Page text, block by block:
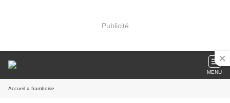
Publicité
MENU
Accueil » framboise